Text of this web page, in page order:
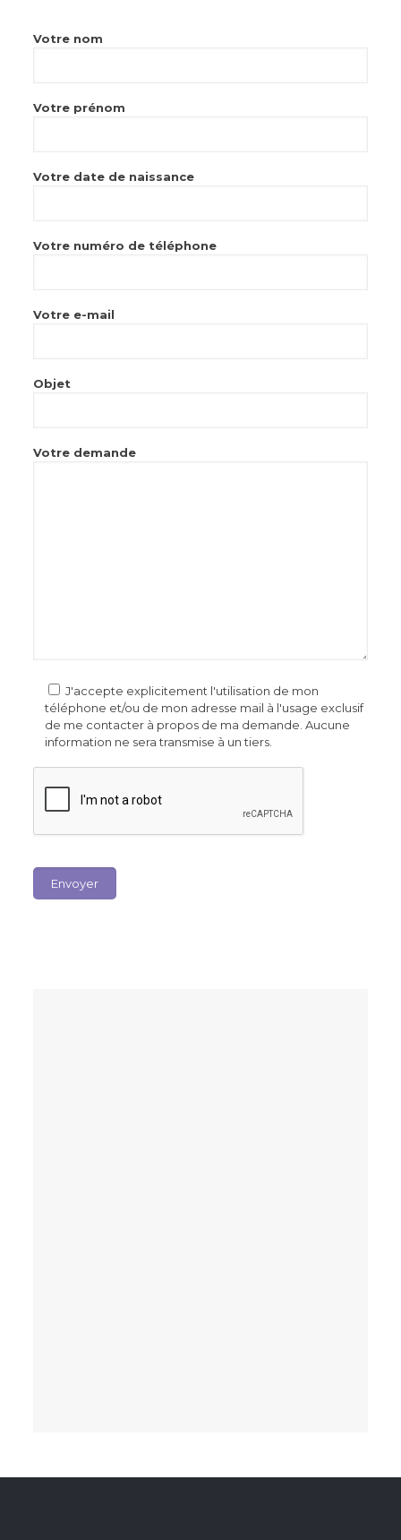
Votre nom
Votre prénom
Votre date de naissance
Votre numéro de téléphone
Votre e-mail
Objet
Votre demande
J'accepte explicitement l'utilisation de mon
téléphone et/ou de mon adresse mail à l'usage exclusif
de me contacter à propos de ma demande. Aucune
information ne sera transmise à un tiers.